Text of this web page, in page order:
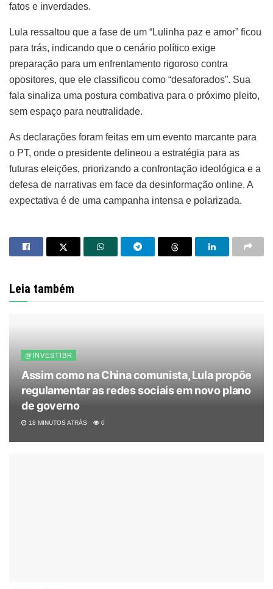
fatos e inverdades.
Lula ressaltou que a fase de um “Lulinha paz e amor” ficou
para trás, indicando que o cenário político exige
preparação para um enfrentamento rigoroso contra
opositores, que ele classificou como “desaforados”. Sua
fala sinaliza uma postura combativa para o próximo pleito,
sem espaço para neutralidade.
As declarações foram feitas em um evento marcante para
o PT, onde o presidente delineou a estratégia para as
futuras eleições, priorizando a confrontação ideológica e a
defesa de narrativas em face da desinformação online. A
expectativa é de uma campanha intensa e polarizada.
Leia também
@INVESTIBR
Assim como na China comunista, Lula propõe
regulamentar as redes sociais em novo plano
de governo
18 MINUTOS ATRÁS 0